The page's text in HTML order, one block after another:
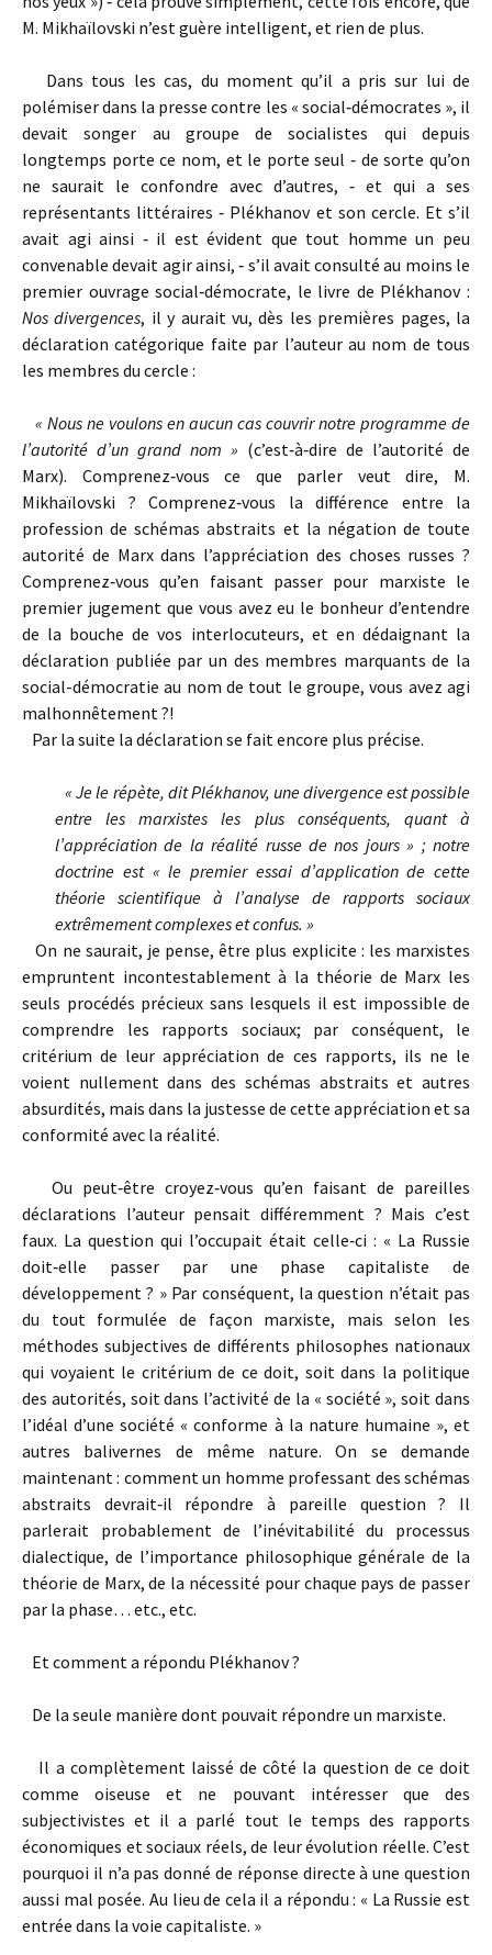
M. Mikhaïlovski n’est guère intelligent, et rien de plus.
Dans tous les cas, du moment qu’il a pris sur lui de
polémiser dans la presse contre les « social‑démocrates », il
devait songer au groupe de socialistes qui depuis
longtemps porte ce nom, et le porte seul ‑ de sorte qu’on
ne saurait le confondre avec d’autres, ‑ et qui a ses
représentants littéraires ‑ Plékhanov et son cercle. Et s’il
avait agi ainsi ‑ il est évident que tout homme un peu
convenable devait agir ainsi, ‑ s’il avait consulté au moins le
premier ouvrage social‑démocrate, le livre de Plékhanov :
Nos divergences, il y aurait vu, dès les premières pages, la
déclaration catégorique faite par l’auteur au nom de tous
les membres du cercle :
« Nous ne voulons en aucun cas couvrir notre programme de
l’autorité d’un grand nom » (c’est‑à‑dire de l’autorité de
Marx). Comprenez‑vous ce que parler veut dire, M.
Mikhaïlovski ? Comprenez‑vous la différence entre la
profession de schémas abstraits et la négation de toute
autorité de Marx dans l’appréciation des choses russes ?
Comprenez‑vous qu’en faisant passer pour marxiste le
premier jugement que vous avez eu le bonheur d’entendre
de la bouche de vos interlocuteurs, et en dédaignant la
déclaration publiée par un des membres marquants de la
social­-démocratie au nom de tout le groupe, vous avez agi
malhonnêtement ?!
Par la suite la déclaration se fait encore plus précise.
« Je le répète, dit Plékhanov, une divergence est possible
entre les marxistes les plus conséquents, quant à
l’appréciation de la réalité russe de nos jours » ; notre
doctrine est « le premier essai d’application de cette
théorie scientifique à l’analyse de rapports sociaux
extrêmement complexes et confus. »
On ne saurait, je pense, être plus explicite : les marxistes
empruntent incontestablement à la théorie de Marx les
seuls procédés précieux sans lesquels il est impossible de
comprendre les rapports sociaux; par conséquent, le
critérium de leur appréciation de ces rapports, ils ne le
voient nullement dans des schémas abstraits et autres
absurdités, mais dans la justesse de cette appréciation et sa
conformité avec la réalité.
Ou peut‑être croyez‑vous qu’en faisant de pareilles
déclarations l’auteur pensait différemment ? Mais c’est
faux. La question qui l’occupait était celle‑ci : « La Russie
doit‑elle passer par une phase capitaliste de
développement ? » Par conséquent, la question n’était pas
du tout formulée de façon marxiste, mais selon les
méthodes subjectives de différents philosophes nationaux
qui voyaient le critérium de ce doit, soit dans la politique
des autorités, soit dans l’activité de la « société », soit dans
l’idéal d’une société « conforme à la nature humaine », et
autres balivernes de même nature. On se demande
maintenant : comment un homme professant des schémas
abstraits devrait‑il répondre à pareille question ? Il
parlerait probablement de l’inévitabilité du processus
dialectique, de l’importance philosophique générale de la
théorie de Marx, de la nécessité pour chaque pays de passer
par la phase… etc., etc.
Et comment a répondu Plékhanov ?
De la seule manière dont pouvait répondre un marxiste.
Il a complètement laissé de côté la question de ce doit
comme oiseuse et ne pouvant intéresser que des
subjectivistes et il a parlé tout le temps des rapports
économiques et sociaux réels, de leur évolution réelle. C’est
pourquoi il n’a pas donné de réponse directe à une question
aussi mal posée. Au lieu de cela il a répondu : « La Russie est
entrée dans la voie capitaliste. »